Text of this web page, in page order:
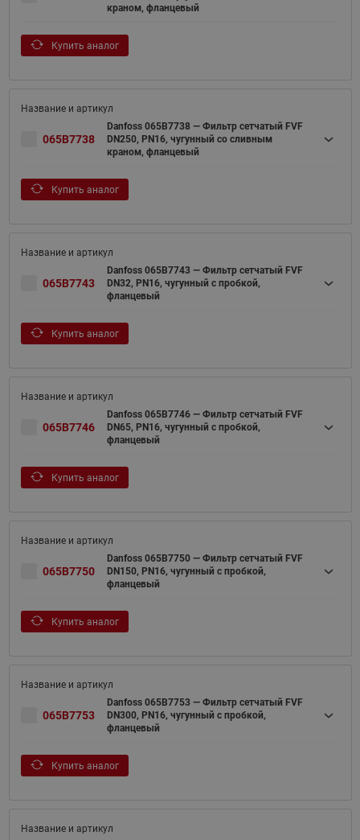
краном, фланцевый
Купить аналог
065B7738
Danfoss 065B7738 — Фильтр сетчатый FVF
DN250, PN16, чугунный со сливным
краном, фланцевый
Купить аналог
065B7743
Danfoss 065B7743 — Фильтр сетчатый FVF
DN32, PN16, чугунный с пробкой,
фланцевый
Купить аналог
065B7746
Danfoss 065B7746 — Фильтр сетчатый FVF
DN65, PN16, чугунный с пробкой,
фланцевый
Купить аналог
065B7750
Danfoss 065B7750 — Фильтр сетчатый FVF
DN150, PN16, чугунный с пробкой,
фланцевый
Купить аналог
065B7753
Danfoss 065B7753 — Фильтр сетчатый FVF
DN300, PN16, чугунный с пробкой,
фланцевый
Купить аналог